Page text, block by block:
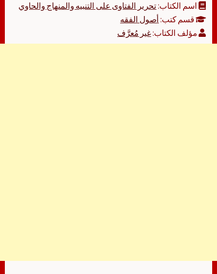
اسم الكتاب:تحرير الفتاوى على التنبيه والمنهاج والحاوي
قسم كتب:أصول الفقه
مؤلف الكتاب:غير مُعرَّف